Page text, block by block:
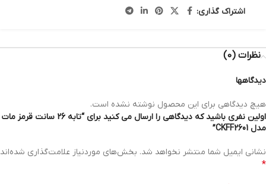
اشتراک گذاری:
نظرات (0)
دیدگاهها
هیچ دیدگاهی برای این محصول نوشته نشده است.
اولین نفری باشید که دیدگاهی را ارسال می کنید برای “تابه 26 سانت قرمز مات
مدل CKFF2601”
نشانی ایمیل شما منتشر نخواهد شد. بخش‌های موردنیاز علامت‌گذاری شده‌اند
*